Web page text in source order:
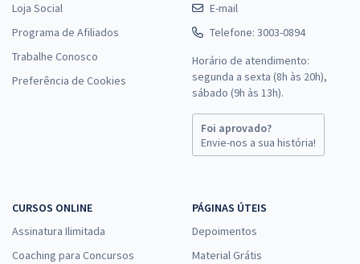
Loja Social
Programa de Afiliados
Trabalhe Conosco
Preferência de Cookies
E-mail
Telefone: 3003-0894
Horário de atendimento:
segunda a sexta (8h às 20h),
sábado (9h às 13h).
Foi aprovado?
Envie-nos a sua história!
CURSOS ONLINE
Assinatura Ilimitada
Coaching para Concursos
PÁGINAS ÚTEIS
Depoimentos
Material Grátis